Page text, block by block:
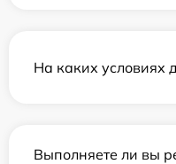
На каких условиях
Выполняете ли вы